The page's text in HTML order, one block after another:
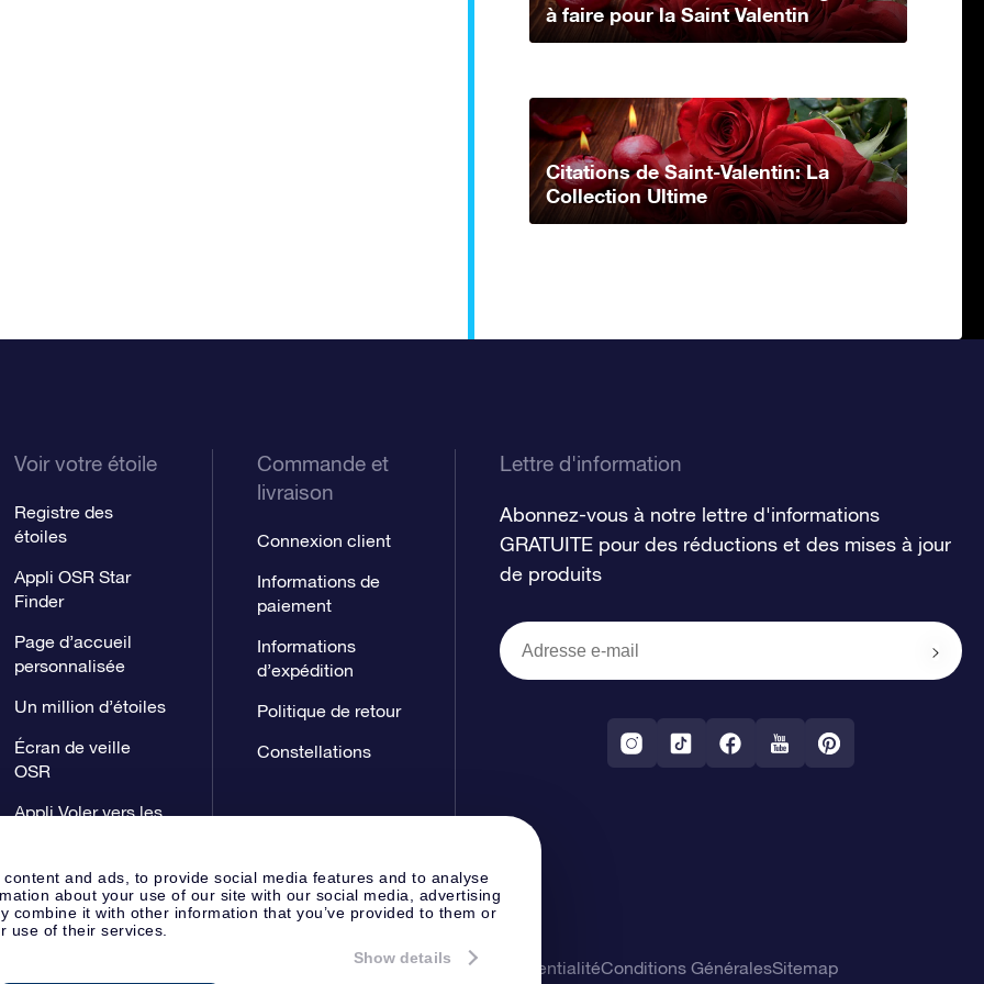
and ads, to provide social media features and to analyse
about your use of our site with our social media, advertising
combine it with other information that you’ve provided to them or
use of their services.
Show details
à faire pour la Saint Valentin
Citations de Saint-Valentin: La
Collection Ultime
Voir votre étoile
Registre des
étoiles
Appli OSR Star
Finder
Page d’accueil
personnalisée
Un million d’étoiles
Écran de veille
OSR
Appli Voler vers les
Commande et
livraison
Connexion client
Informations de
paiement
Informations
d’expédition
Politique de retour
Constellations
Lettre d'information
Abonnez-vous à notre lettre d'informations
GRATUITE pour des réductions et des mises à jour
de produits
Page de presseDéclaration de confidentialitéConditions GénéralesSitemap